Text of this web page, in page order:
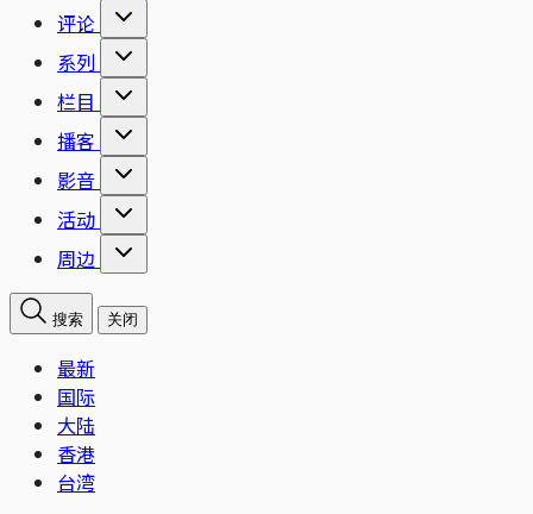
评论
系列
栏目
播客
影音
活动
周边
搜索 关闭
最新
国际
大陆
香港
台湾